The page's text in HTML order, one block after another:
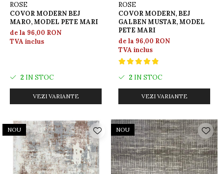
ROSE
COVOR MODERN BEJ
MARO, MODEL PETE MARI
de la 96,00 RON
TVA inclus
2 IN STOC
VEZI VARIANTE
ROSE
COVOR MODERN, BEJ
GALBEN MUSTAR, MODEL
PETE MARI
de la 96,00 RON
TVA inclus
2 IN STOC
VEZI VARIANTE
NOU NOU